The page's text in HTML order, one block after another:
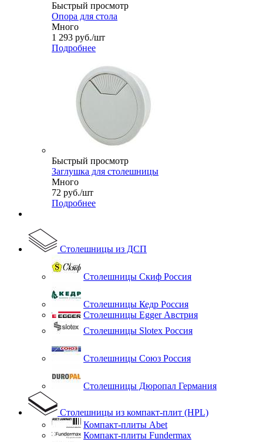
Быстрый просмотр
Опора для стола
Много
1 293 руб./шт
Подробнее
Быстрый просмотр
Заглушка для столешницы
Много
72 руб./шт
Подробнее
Столешницы из ДСП
Столешницы Скиф Россия
Столешницы Кедр Россия
Столешницы Egger Австрия
Столешницы Slotex Россия
Столешницы Союз Россия
Столешницы Дюропал Германия
Столешницы из компакт-плит (HPL)
Компакт-плиты Abet
Компакт-плиты Fundermax